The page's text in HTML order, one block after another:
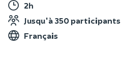
2h
Jusqu'à 350 participants
Français